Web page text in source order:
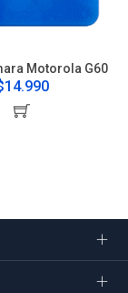
Motorola G60